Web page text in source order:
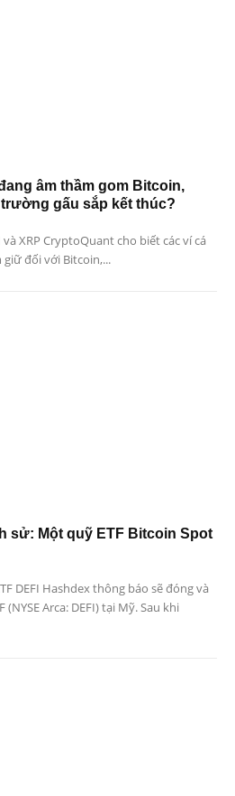
âm thầm gom Bitcoin,
trường gấu sắp kết thúc?
và XRP CryptoQuant cho biết các ví cá
đối với Bitcoin,...
sử: Một quỹ ETF Bitcoin Spot
DEFI Hashdex thông báo sẽ đóng và
Arca: DEFI) tại Mỹ. Sau khi